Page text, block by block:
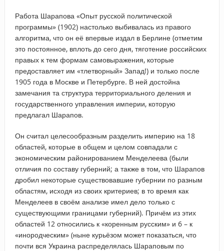
Работа Шарапова «Опыт русской политической
программы» (1902) настолько выбивалась из правого
алгоритма, что он её впервые издал в Берлине (отметим
это постоянное, вплоть до сего дня, тяготение российских
правых к тем формам самовыражения, которые
предоставляет им «тлетворный» Запад!) и только после
1905 года в Москве и Петербурге. В ней достойна
замечания та структура территориального деления и
государственного управления империи, которую
предлагал Шарапов.
Он считал целесообразным разделить империю на 18
областей, которые в общем и целом совпадали с
экономическим районированием Менделеева (были
отличия по составу губерний; а также в том, что Шарапов
дробил некоторые существовавшие губернии по разным
областям, исходя из своих критериев; в то время как
Менделеев в своём анализе имел дело только с
существующими границами губерний). Причём из этих
областей 12 относились к «коренным русским» и 6 – к
«инородческим» (ныне курьёзом может показаться, что
почти вся Украина распределялась Шараповым по